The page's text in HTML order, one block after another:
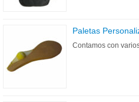
Paletas
Contamos con